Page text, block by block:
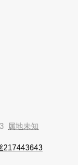
属地未知
217443643